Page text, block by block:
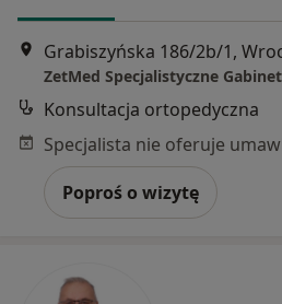
Grabiszyńska 186/2b/1,
ZetMed Specjalistyczne
Konsultacja ortopedyczna
Poproś o wizytę